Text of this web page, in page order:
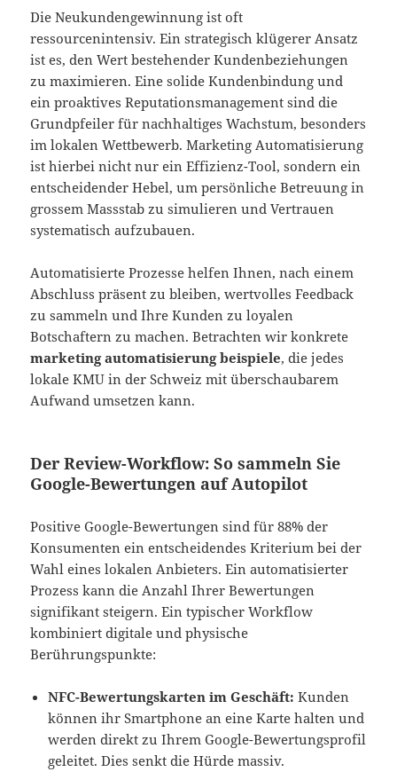
Die Neukundengewinnung ist oft
ressourcenintensiv. Ein strategisch klügerer Ansatz
ist es, den Wert bestehender Kundenbeziehungen
zu maximieren. Eine solide Kundenbindung und
ein proaktives Reputationsmanagement sind die
Grundpfeiler für nachhaltiges Wachstum, besonders
im lokalen Wettbewerb. Marketing Automatisierung
ist hierbei nicht nur ein Effizienz-Tool, sondern ein
entscheidender Hebel, um persönliche Betreuung in
grossem Massstab zu simulieren und Vertrauen
systematisch aufzubauen.
Automatisierte Prozesse helfen Ihnen, nach einem
Abschluss präsent zu bleiben, wertvolles Feedback
zu sammeln und Ihre Kunden zu loyalen
Botschaftern zu machen. Betrachten wir konkrete
marketing automatisierung beispiele, die jedes
lokale KMU in der Schweiz mit überschaubarem
Aufwand umsetzen kann.
Der Review-Workflow: So sammeln Sie
Google-Bewertungen auf Autopilot
Positive Google-Bewertungen sind für 88% der
Konsumenten ein entscheidendes Kriterium bei der
Wahl eines lokalen Anbieters. Ein automatisierter
Prozess kann die Anzahl Ihrer Bewertungen
signifikant steigern. Ein typischer Workflow
kombiniert digitale und physische
Berührungspunkte:
NFC-Bewertungskarten im Geschäft: Kunden
können ihr Smartphone an eine Karte halten und
werden direkt zu Ihrem Google-Bewertungsprofil
geleitet. Dies senkt die Hürde massiv.